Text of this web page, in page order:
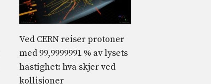
Ved CERN reiser protoner
med 99,9999991 % av lysets
hastighet: hva skjer ved
kollisjoner